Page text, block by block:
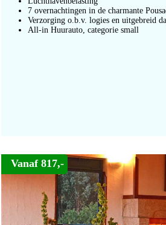
7 overnachtingen in de charmante
Verzorging o.b.v. logies en uitgebreid
All-in Huurauto, categorie small
Vanaf 817,-